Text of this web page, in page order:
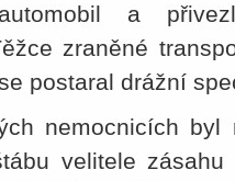
a
zraněné
postaral drážní
nemocnicích byl
velitele